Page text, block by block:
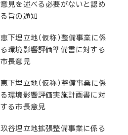
意見を述べる必要がないと認め
る旨の通知
恵下埋立地（仮称）整備事業に係
る環境影響評価準備書に対する
市長意見
恵下埋立地（仮称）整備事業に係
る環境影響評価実施計画書に対
する市長意見
玖谷埋立地拡張整備事業に係る